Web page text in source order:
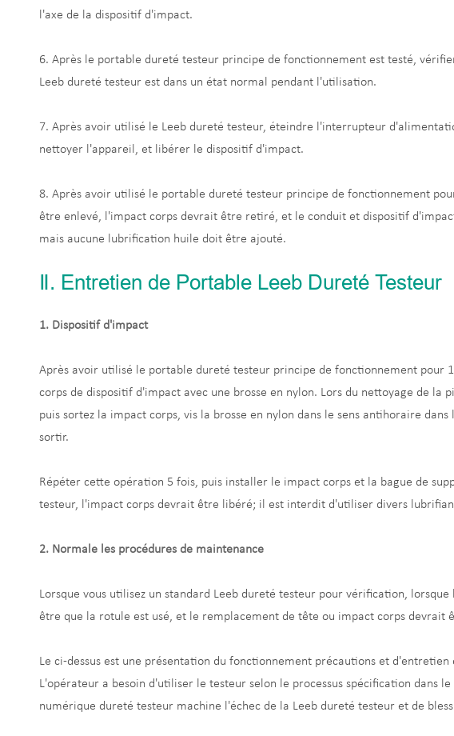
l'axe de la dispositif d'impact.
6. Après le portable dureté testeur principe de fonctionnement est testé,
Leeb dureté testeur est dans un état normal pendant l'utilisation.
7. Après avoir utilisé le Leeb dureté testeur, éteindre l'interrupteur
nettoyer l'appareil, et libérer le dispositif d'impact.
8. Après avoir utilisé le portable dureté testeur principe de fonctionnement
être enlevé, l'impact corps devrait être retiré, et le conduit et dispositif
mais aucune lubrification huile doit être ajouté.
Ⅱ. Entretien de Portable Leeb Dureté Testeur
1. Dispositif d'impact
Après avoir utilisé le portable dureté testeur principe de fonctionnement pour
corps de dispositif d'impact avec une brosse en nylon. Lors du nettoyage de la
puis sortez la impact corps, vis la brosse en nylon dans le sens antihoraire
sortir.
Répéter cette opération 5 fois, puis installer le impact corps et la bague de
testeur, l'impact corps devrait être libéré; il est interdit d'utiliser divers
2. Normale les procédures de maintenance
Lorsque vous utilisez un standard Leeb dureté testeur pour vérification,
être que la rotule est usé, et le remplacement de tête ou impact corps devrait
Le ci-dessus est une présentation du fonctionnement précautions et
L'opérateur a besoin d'utiliser le testeur selon le processus spécification dans
numérique dureté testeur machine l'échec de la Leeb dureté testeur et de